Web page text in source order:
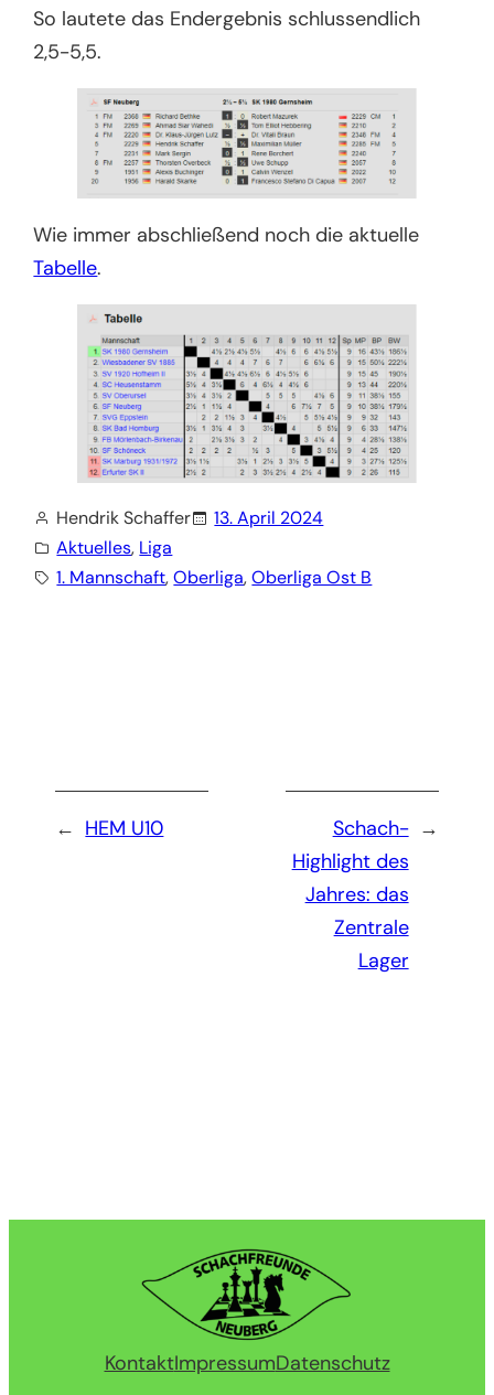
So lautete das Endergebnis schlussendlich
2,5-5,5.
Wie immer abschließend noch die aktuelle
Tabelle.
Hendrik Schaffer
13. April 2024
Aktuelles, Liga
1. Mannschaft, Oberliga, Oberliga Ost B
← HEM U10 →
Schach-
Highlight des
Jahres: das
Zentrale
Lager
KontaktImpressumDatenschutz